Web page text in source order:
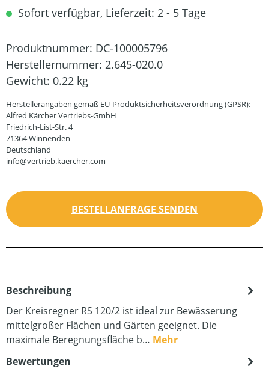
Sofort verfügbar, Lieferzeit: 2 - 5 Tage
Produktnummer: DC-100005796
Herstellernummer: 2.645-020.0
Gewicht: 0.22 kg
Herstellerangaben gemäß EU-Produktsicherheitsverordnung (GPSR):
Alfred Kärcher Vertriebs-GmbH
Friedrich-List-Str. 4
71364 Winnenden
Deutschland
info@vertrieb.kaercher.com
BESTELLANFRAGE SENDEN
Beschreibung
Der Kreisregner RS 120/2 ist ideal zur Bewässerung
mittelgroßer Flächen und Gärten geeignet. Die
maximale Beregnungsfläche b… Mehr
Bewertungen